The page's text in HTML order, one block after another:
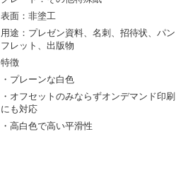
表面：非塗工
用途：プレゼン資料、名刺、招待状、パン
フレット、出版物
特徴
・プレーンな白色
・オフセットのみならずオンデマンド印刷
にも対応
・高白色で高い平滑性